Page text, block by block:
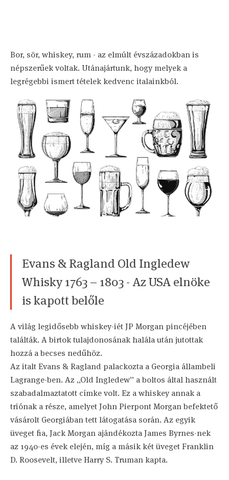
Bor, sör, whiskey, rum - az elmúlt évszázadokban is
népszerűek voltak. Utánajártunk, hogy melyek a
legrégebbi ismert tételek kedvenc italainkból.
Evans & Ragland Old Ingledew
Whisky 1763 – 1803 - Az USA elnöke
is kapott belőle
A világ legidősebb whiskey-iét JP Morgan pincéjében
találták. A birtok tulajdonosának halála után jutottak
hozzá a becses nedűhöz.
Az italt Evans & Ragland palackozta a Georgia állambeli
Lagrange-ben. Az „Old Ingledew” a boltos által használt
szabadalmaztatott címke volt. Ez a whiskey annak a
triónak a része, amelyet John Pierpont Morgan befektető
vásárolt Georgiában tett látogatása során. Az egyik
üveget fia, Jack Morgan ajándékozta James Byrnes-nek
az 1940-es évek elején, míg a másik két üveget Franklin
D. Roosevelt, illetve Harry S. Truman kapta.